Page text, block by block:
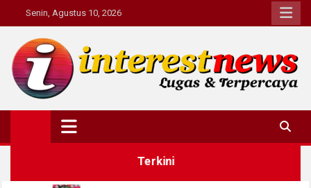
to
content
Senin, Agustus 10, 2026
Interestnews.or.id
Terkini